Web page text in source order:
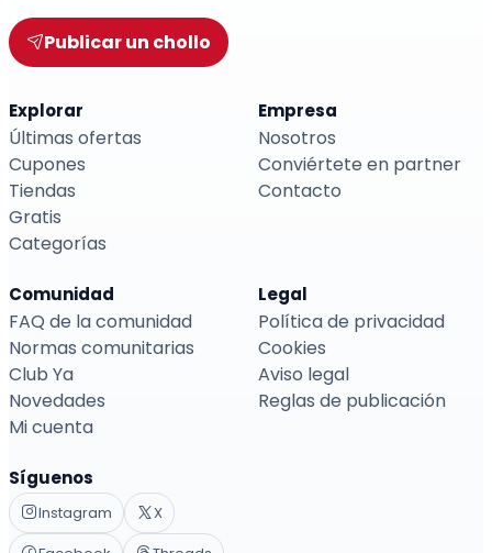
Publicar un chollo
Explorar
Últimas ofertas
Cupones
Tiendas
Gratis
Categorías
Empresa
Nosotros
Conviértete en partner
Contacto
Comunidad
FAQ de la comunidad
Normas comunitarias
Club Ya
Novedades
Mi cuenta
Legal
Política de privacidad
Cookies
Aviso legal
Reglas de publicación
Síguenos
Instagram
X